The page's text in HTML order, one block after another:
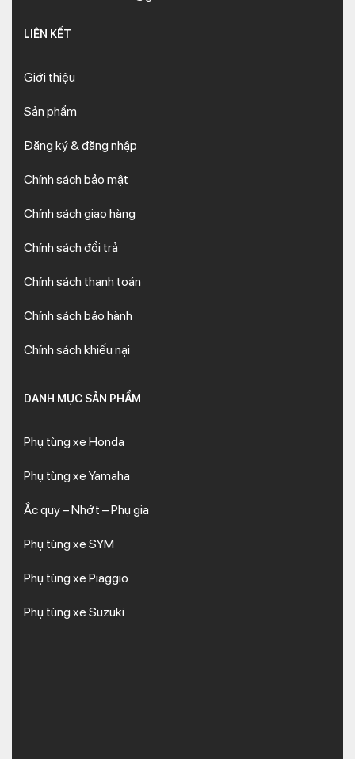
LIÊN KẾT
Giới thiệu
Sản phẩm
Đăng ký & đăng nhập
Chính sách bảo mật
Chính sách giao hàng
Chính sách đổi trả
Chính sách thanh toán
Chính sách bảo hành
Chính sách khiếu nại
DANH MỤC SẢN PHẨM
Phụ tùng xe Honda
Phụ tùng xe Yamaha
Ắc quy – Nhớt – Phụ gia
Phụ tùng xe SYM
Phụ tùng xe Piaggio
Phụ tùng xe Suzuki